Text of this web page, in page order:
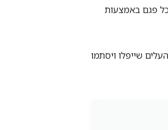
כל פגם באמצעות
שייפלו ויסתמו